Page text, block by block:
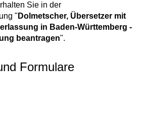
Sie in der
" Dolmetscher, Übersetzer mit
in Baden-Württemberg -
beantragen".
Formulare